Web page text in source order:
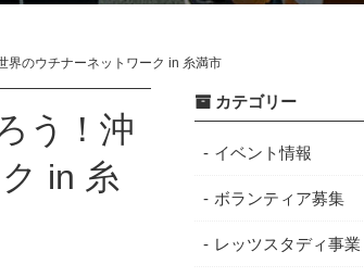
のウチナーネットワーク in 糸満市
う！沖
in 糸
カテゴリー
イベント情報
ボランティア募集
レッツスタディ事業